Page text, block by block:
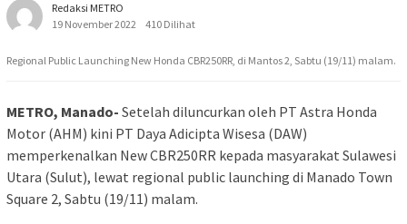
Redaksi METRO
19 November 2022
410 Dilihat
Regional Public Launching New Honda CBR250RR, di Mantos 2, Sabtu (19/11) malam.
METRO, Manado- Setelah diluncurkan oleh PT Astra Honda
Motor (AHM) kini PT Daya Adicipta Wisesa (DAW)
memperkenalkan New CBR250RR kepada masyarakat Sulawesi
Utara (Sulut), lewat regional public launching di Manado Town
Square 2, Sabtu (19/11) malam.